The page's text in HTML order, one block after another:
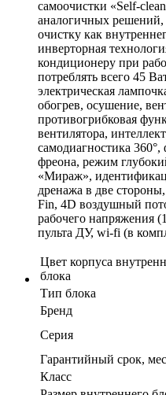
самоочистки «Self-
аналогичных решений,
очистку как
инверторная
кондиционеру при
потреблять всего 45
электрическая
обогрев, осушение,
противогрибковая
вентилятора,
самодиагностика
фреона, режим
«Мираж»,
дренажа в две
Fin, 4D воздушный
рабочего напряжения
пульта ДУ, wi-fi (в
Цвет корпуса
блока
Тип блока
Бренд
Серия
Гарантийный срок, мес
Класс